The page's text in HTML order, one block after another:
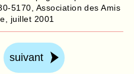
5170 Association des Amis
juillet 2001
suivant